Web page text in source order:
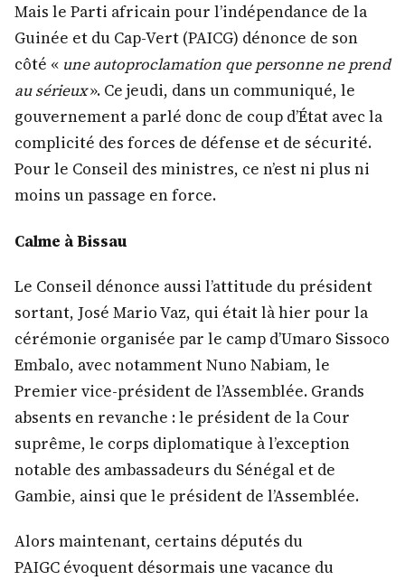
Mais le Parti africain pour l’indépendance de la
Guinée et du Cap-Vert (PAICG) dénonce de son
côté « une autoproclamation que personne ne prend
au sérieux». Ce jeudi, dans un communiqué, le
gouvernement a parlé donc de coup d’État avec la
complicité des forces de défense et de sécurité.
Pour le Conseil des ministres, ce n’est ni plus ni
moins un passage en force.
Calme à Bissau
Le Conseil dénonce aussi l’attitude du président
sortant, José Mario Vaz, qui était là hier pour la
cérémonie organisée par le camp d’Umaro Sissoco
Embalo, avec notamment Nuno Nabiam, le
Premier vice-président de l’Assemblée. Grands
absents en revanche : le président de la Cour
suprême, le corps diplomatique à l’exception
notable des ambassadeurs du Sénégal et de
Gambie, ainsi que le président de l’Assemblée.
Alors maintenant, certains députés du
PAIGC évoquent désormais une vacance du